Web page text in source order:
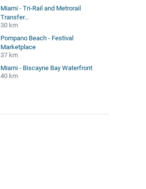
Miami - Tri-Rail and Metrorail
Transfer...
30 km
Pompano Beach - Festival
Marketplace
37 km
Miami - Biscayne Bay Waterfront
40 km